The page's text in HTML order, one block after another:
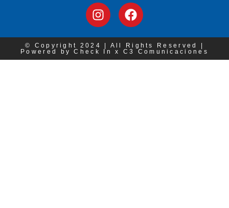
© Copyright 2024 | All Rights Reserved |
Powered by Check In x C3 Comunicaciones